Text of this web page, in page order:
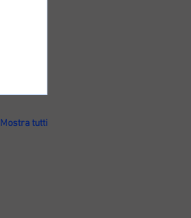
Mostra tutti